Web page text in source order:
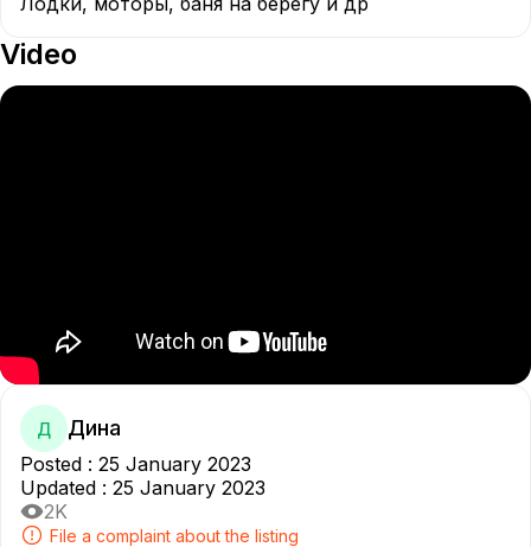
Video
Д Дина
Posted : 25 January 2023
Updated : 25 January 2023
2K
File a complaint about the listing